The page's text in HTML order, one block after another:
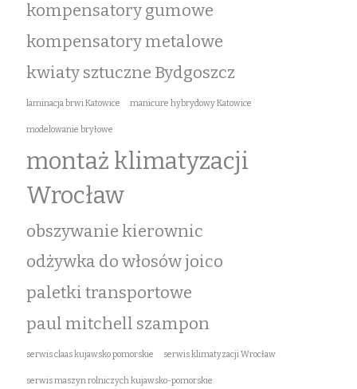
kompensatory gumowe
kompensatory metalowe
kwiaty sztuczne Bydgoszcz
laminacja brwi Katowice manicure hybrydowy Katowice
modelowanie bryłowe
montaż klimatyzacji
Wrocław
obszywanie kierownic
odżywka do włosów joico
paletki transportowe
paul mitchell szampon
serwis claas kujawsko pomorskie serwis klimatyzacji Wrocław
serwis maszyn rolniczych kujawsko-pomorskie